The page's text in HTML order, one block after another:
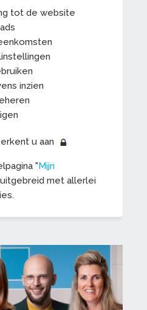
tot de website
inzien
u aan
"Mijn
met allerlei